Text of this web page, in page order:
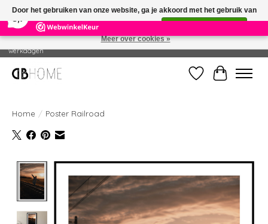
14 Reviews ×
Geproduceerd in eigen drukkerij - Gratis verzending vanaf € 49 - Levertijd: 2-5
werkdagen
Verlanglijst
Home / Poster Railroad
Product image slideshow Items
Door het gebruiken van onze website, ga je akkoord met het gebruik van
cookies om onze website te verbeteren.
Meer over cookies »